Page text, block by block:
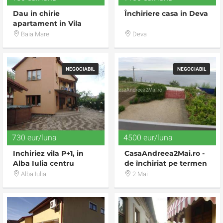
Dau in chirie
apartament in Vila
Duplex nemobilat ,
Baia Mare
Închiriere casa in Deva
Deva
NEGOCIABIL
730 eur/luna
Inchiriez vila P+1, in
Alba Iulia centru
Alba Iulia
NEGOCIABIL
4500 eur/luna
CasaAndreea2Mai.ro -
de închiriat pe termen
lung casă de vacanţă
2 Mai